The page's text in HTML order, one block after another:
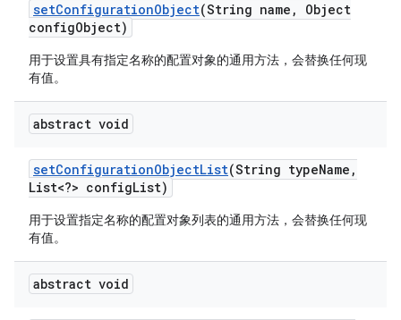
setConfigurationObject(String name ,
Object
configObject)
用于设置具有指定名称的配置对象的通用方法，会替换任何现
有值。
abstract void
setConfigurationObjectList(String typeName ,
List<?> configList)
用于设置指定名称的配置对象列表的通用方法，会替换任何现
有值。
abstract void